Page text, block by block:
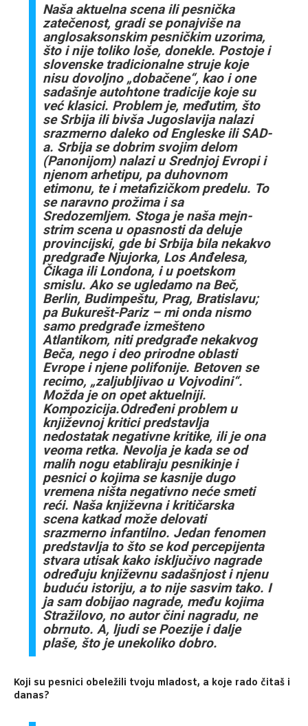
Naša aktuelna scena ili pesnička
zatečenost, gradi se ponajviše na
anglosaksonskim pesničkim uzorima,
što i nije toliko loše, donekle. Postoje i
slovenske tradicionalne struje koje
nisu dovoljno „dobačene“, kao i one
sadašnje autohtone tradicije koje su
već klasici. Problem je, međutim, što
se Srbija ili bivša Jugoslavija nalazi
srazmerno daleko od Engleske ili SAD-
a. Srbija se dobrim svojim delom
(Panonijom) nalazi u Srednjoj Evropi i
njenom arhetipu, pa duhovnom
etimonu, te i metafizičkom predelu. To
se naravno prožima i sa
Sredozemljem. Stoga je naša mejn-
strim scena u opasnosti da deluje
provincijski, gde bi Srbija bila nekakvo
predgrađe Njujorka, Los Anđelesa,
Čikaga ili Londona, i u poetskom
smislu. Ako se ugledamo na Beč,
Berlin, Budimpeštu, Prag, Bratislavu;
pa Bukurešt-Pariz – mi onda nismo
samo predgrađe izmešteno
Atlantikom, niti predgrađe nekakvog
Beča, nego i deo prirodne oblasti
Evrope i njene polifonije. Betoven se
recimo, „zaljubljivao u Vojvodini“.
Možda je on opet aktuelniji.
Kompozicija.Određeni problem u
književnoj kritici predstavlja
nedostatak negativne kritike, ili je ona
veoma retka. Nevolja je kada se od
malih nogu etabliraju pesnikinje i
pesnici o kojima se kasnije dugo
vremena ništa negativno neće smeti
reći. Naša književna i kritičarska
scena katkad može delovati
srazmerno infantilno. Jedan fenomen
predstavlja to što se kod percepijenta
stvara utisak kako isključivo nagrade
određuju književnu sadašnjost i njenu
buduću istoriju, a to nije sasvim tako. I
ja sam dobijao nagrade, među kojima
Stražilovo, no autor čini nagradu, ne
obrnuto. A, ljudi se Poezije i dalje
plaše, što je unekoliko dobro.
Koji su pesnici obeležili tvoju mladost, a koje rado čitaš i
danas?